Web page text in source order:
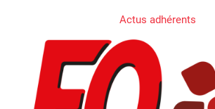
Actus adhérents